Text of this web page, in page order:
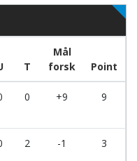
T
Mål
forsk
Point
0 +9 9
2 -1 3